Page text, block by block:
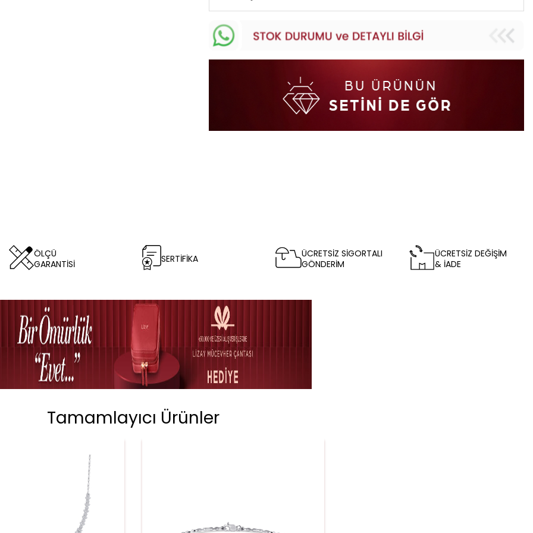
ÖLÇÜ
GARANTİSİ
SERTİFİKA
ÜCRETSİZ SİGORTALI
GÖNDERİM
ÜCRETSİZ DEĞİŞİM
& İADE
Tamamlayıcı Ürünler